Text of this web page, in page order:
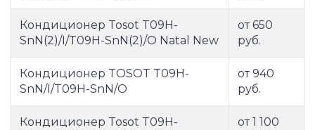
Кондиционер Tosot T09H-
SnN(2)/I/T09H-SnN(2)/O Natal New
от 650
руб.
Кондиционер TOSOT T09H-
SnN/I/T09H-SnN/O
от 940
руб.
Кондиционер Tosot T09H-
от 1 100